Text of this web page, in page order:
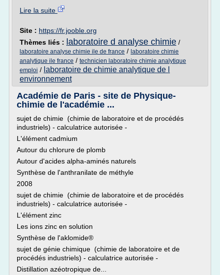
Lire la suite
Site : https://fr.jooble.org
Thèmes liés : laboratoire d analyse chimie /
laboratoire analyse chimie ile de france / laboratoire chimie
analytique ile france / technicien laboratoire chimie analytique
emploi / laboratoire de chimie analytique de l
environnement
Académie de Paris - site de Physique-
chimie de l'académie ...
sujet de chimie (chimie de laboratoire et de procédés
industriels) - calculatrice autorisée -
L'élément cadmium
Autour du chlorure de plomb
Autour d'acides alpha-aminés naturels
Synthèse de l'anthranilate de méthyle
2008
sujet de chimie (chimie de laboratoire et de procédés
industriels) - calculatrice autorisée -
L'élément zinc
Les ions zinc en solution
Synthèse de l'aklomide®
sujet de génie chimique (chimie de laboratoire et de
procédés industriels) - calculatrice autorisée -
Distillation azéotropique de...